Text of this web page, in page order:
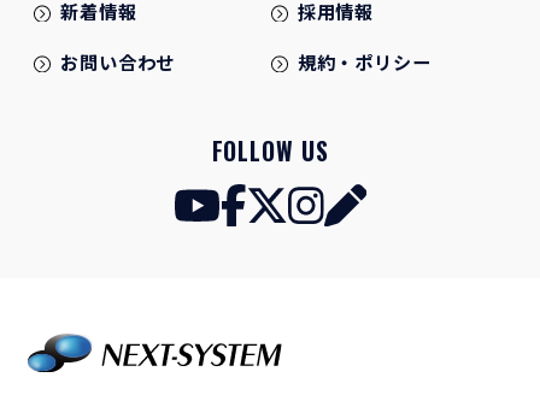
新着情報 採用情報
お問い合わせ 規約・ポリシー
FOLLOW US